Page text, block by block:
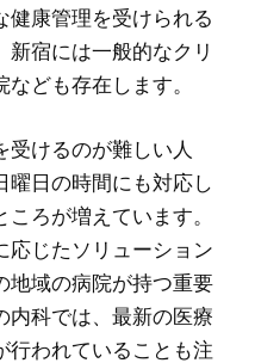
健康管理を受けられる
宿には一般的なクリ
ども存在します。
けるのが難しい人
曜日の時間にも対応し
ろが増えています。
応じたソリューション
地域の病院が持つ重要
内科では、最新の医療
行われていることも注